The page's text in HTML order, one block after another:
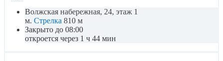
Волжская набережная, 24, этаж 1
м. Стрелка 810 м
Закрыто до 08:00
откроется через 1 ч 44 мин